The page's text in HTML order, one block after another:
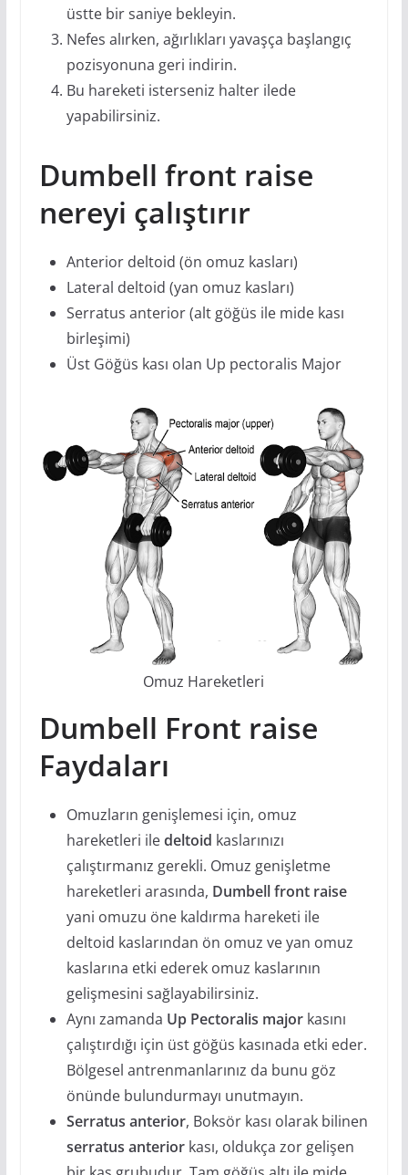
üstte bir saniye bekleyin.
Nefes alırken, ağırlıkları yavaşça başlangıç ​​
pozisyonuna geri indirin.
Bu hareketi isterseniz halter ilede
yapabilirsiniz.
Dumbell front raise
nereyi çalıştırır
Anterior deltoid (ön omuz kasları)
Lateral deltoid (yan omuz kasları)
Serratus anterior (alt göğüs ile mide kası
birleşimi)
Üst Göğüs kası olan Up pectoralis Major
Omuz Hareketleri
Dumbell Front raise
Faydaları
Omuzların genişlemesi için, omuz
hareketleri iledeltoid kaslarınızı
çalıştırmanız gerekli. Omuz genişletme
hareketleri arasında, Dumbell front raise
yani omuzu öne kaldırma hareketi ile
deltoid kaslarından ön omuz ve yan omuz
kaslarına etki ederek omuz kaslarının
gelişmesini sağlayabilirsiniz.
Aynı zamanda Up Pectoralis majorkasını
çalıştırdığı için üst göğüs kasınada etki eder.
Bölgesel antrenmanlarınız da bunu göz
önünde bulundurmayı unutmayın.
Serratus anterior, Boksör kası olarak bilinen
serratus anterior kası, oldukça zor gelişen